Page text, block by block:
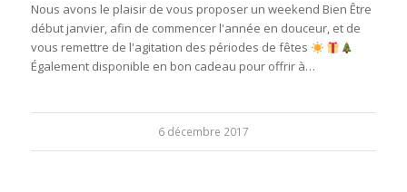
Nous avons le plaisir de vous proposer un weekend Bien Être
début janvier, afin de commencer l'année en douceur, et de
vous remettre de l'agitation des périodes de fêtes
Également disponible en bon cadeau pour offrir à…
6 décembre 2017